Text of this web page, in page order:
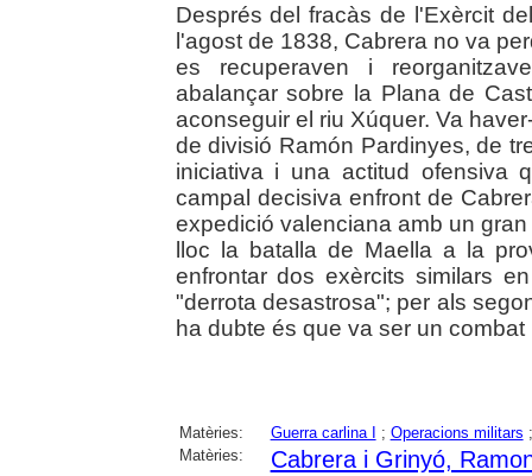
Després del fracàs de l'Exèrcit
l'agost de 1838, Cabrera no va
es recuperaven i
abalançar sobre la Plana de
aconseguir el riu Xúquer. Va
de divisió Ramón Pardinyes, de
iniciativa i una actitud ofensiva
campal decisiva enfront de
expedició valenciana amb un
lloc la batalla de Maella a la
enfrontar dos exèrcits similars
"derrota desastrosa"; per als
ha dubte és que va ser un combat
Matèries: Guerra carlina I ; Operacions militars
Matèries:
Cabrera i Grinyó,